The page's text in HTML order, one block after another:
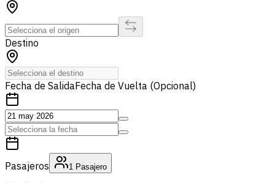
Destino
Fecha de SalidaFecha de Vuelta (Opcional)
Pasajeros 1 Pasajero